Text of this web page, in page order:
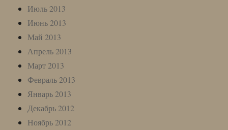
Июль 2013
Июнь 2013
Май 2013
Апрель 2013
Март 2013
Февраль 2013
Январь 2013
Декабрь 2012
Ноябрь 2012